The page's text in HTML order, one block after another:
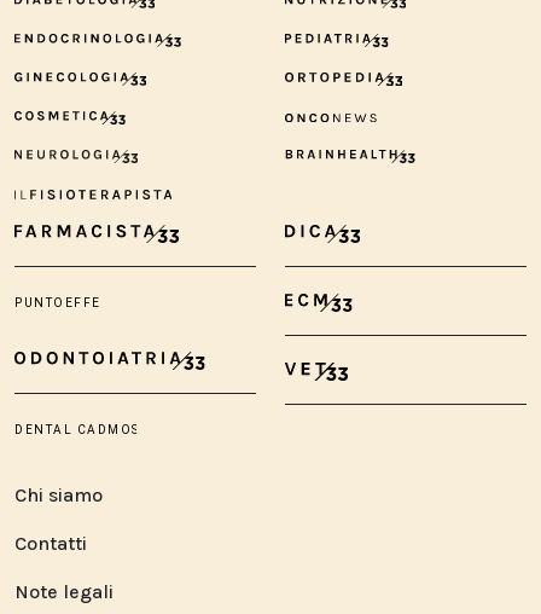
Chi siamo
Contatti
Note legali